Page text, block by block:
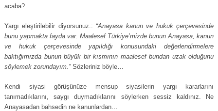
acaba?
Yargı eleştirilebilir diyorsunuz.: “Anayasa kanun ve hukuk çerçevesinde
bunu yapmakta fayda var. Maalesef Türkiye’mizde bunun Anayasa, kanun
ve hukuk çerçevesinde yapıldığı konusundaki değerlendirmelere
baktığımızda bunun büyük bir kısmının maalesef bundan uzak olduğunu
söylemek zorundayım.”Sözleriniz böyle…
Kendi siyasi görüşünüze mensup siyasilerin yargı kararlarını
tanımadıklarını, saygı duymadıklarını söylerken sessiz kaldınız. Ne
Anayasadan bahsedin ne kanunlardan…